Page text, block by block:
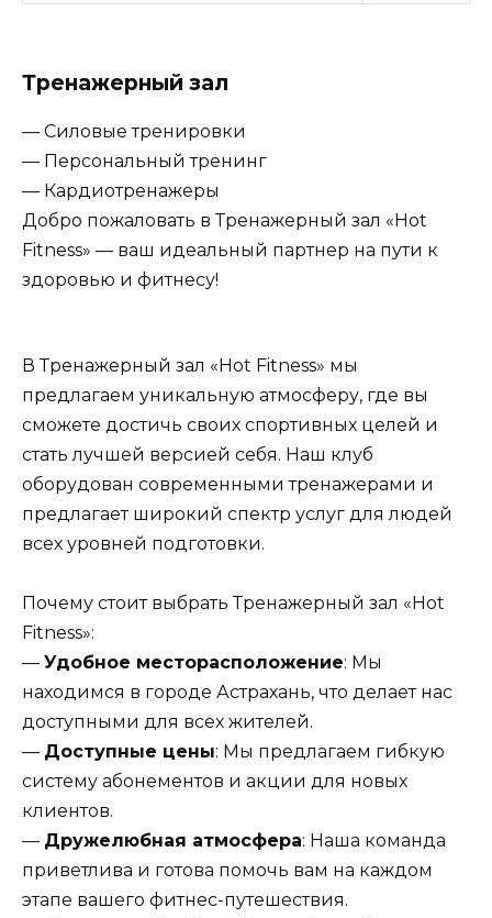
Тренажерный зал
— Силовые тренировки
— Персональный тренинг
— Кардиотренажеры
Добро пожаловать в Тренажерный зал «Hot
Fitness» — ваш идеальный партнер на пути к
здоровью и фитнесу!
В Тренажерный зал «Hot Fitness» мы
предлагаем уникальную атмосферу, где вы
сможете достичь своих спортивных целей и
стать лучшей версией себя. Наш клуб
оборудован современными тренажерами и
предлагает широкий спектр услуг для людей
всех уровней подготовки.
Почему стоит выбрать Тренажерный зал «Hot
Fitness»:
— Удобное месторасположение: Мы
находимся в городе Астрахань, что делает нас
доступными для всех жителей.
— Доступные цены: Мы предлагаем гибкую
систему абонементов и акции для новых
клиентов.
— Дружелюбная атмосфера: Наша команда
приветлива и готова помочь вам на каждом
этапе вашего фитнес-путешествия.